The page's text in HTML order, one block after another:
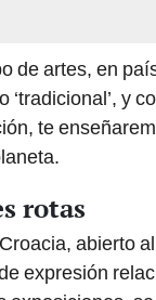
de artes, en
y
te
rotas
abierto
expresión